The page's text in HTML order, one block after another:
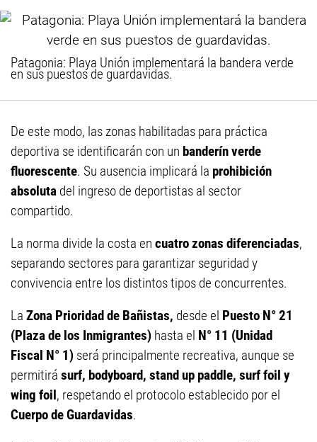
Patagonia: Playa Unión implementará la bandera verde
en sus puestos de guardavidas.
De este modo, las zonas habilitadas para práctica
deportiva se identificarán con un banderín verde
fluorescente. Su ausencia implicará la prohibición
absoluta del ingreso de deportistas al sector
compartido.
La norma divide la costa en cuatro zonas diferenciadas,
separando sectores para garantizar seguridad y
convivencia entre los distintos tipos de concurrentes.
La Zona Prioridad de Bañistas, desde el Puesto N° 21
(Plaza de los Inmigrantes) hasta el N° 11 (Unidad
Fiscal N° 1) será principalmente recreativa, aunque se
permitirá surf, bodyboard, stand up paddle, surf foil y
wing foil, respetando el protocolo establecido por el
Cuerpo de Guardavidas.